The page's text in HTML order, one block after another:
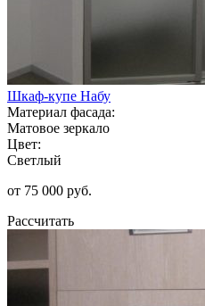
Шкаф-купе Набу
Материал фасада:
Матовое зеркало
Цвет:
Светлый
от 75 000 руб.
Рассчитать